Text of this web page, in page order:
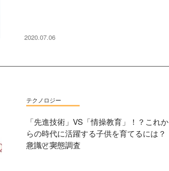
2020.07.06
テクノロジー
「先進技術」VS「情操教育」！？これか
らの時代に活躍する子供を育てるには？
意識と実態調査
2019.07.26